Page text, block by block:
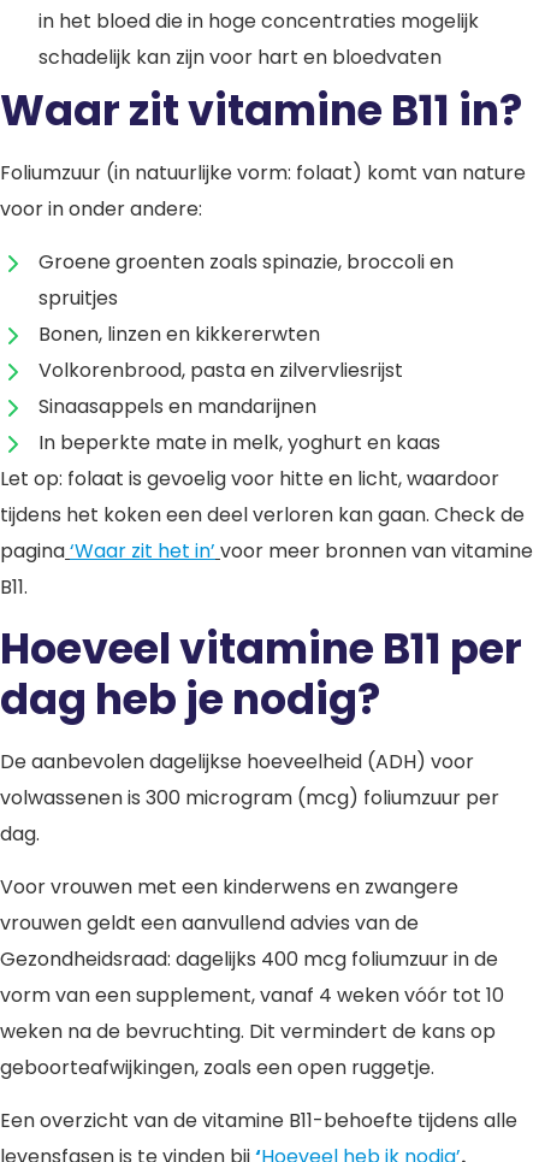
in het bloed die in hoge concentraties mogelijk
schadelijk kan zijn voor hart en bloedvaten
Waar zit vitamine B11 in?
Foliumzuur (in natuurlijke vorm: folaat) komt van nature
voor in onder andere:
Groene groenten zoals spinazie, broccoli en
spruitjes
Bonen, linzen en kikkererwten
Volkorenbrood, pasta en zilvervliesrijst
Sinaasappels en mandarijnen
In beperkte mate in melk, yoghurt en kaas
Let op: folaat is gevoelig voor hitte en licht, waardoor
tijdens het koken een deel verloren kan gaan. Check de
pagina‘Waar zit het in’ voor meer bronnen van vitamine
B11.
Hoeveel vitamine B11 per
dag heb je nodig?
De aanbevolen dagelijkse hoeveelheid (ADH) voor
volwassenen is 300 microgram (mcg) foliumzuur per
dag.
Voor vrouwen met een kinderwens en zwangere
vrouwen geldt een aanvullend advies van de
Gezondheidsraad: dagelijks 400 mcg foliumzuur in de
vorm van een supplement, vanaf 4 weken vóór tot 10
weken na de bevruchting. Dit vermindert de kans op
geboorteafwijkingen, zoals een open ruggetje.
Een overzicht van de vitamine B11-behoefte tijdens alle